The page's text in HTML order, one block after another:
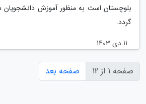
بلوچستان است به منظور آموزش دانشجویان
گردد.
11 دی 1403
صفحه 1 از 12 صفحه بعد